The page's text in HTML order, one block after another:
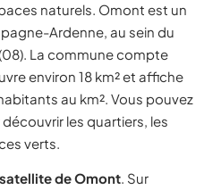
naturels. Omont est un
Ardenne, au sein du
La commune compte
environ 18 km² et affiche
au km². Vous pouvez
les quartiers, les
verts.
de Omont. Sur